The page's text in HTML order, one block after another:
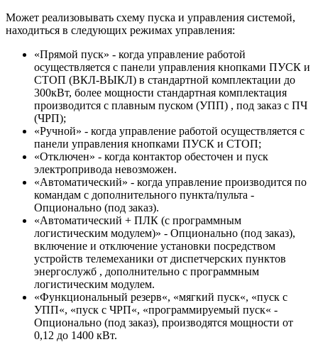
Может реализовывать схему пуска и управления системой,
находиться в следующих режимах управления:
«Прямой пуск» - когда управление работой
осуществляется с панели управления кнопками ПУСК и
СТОП (ВКЛ-ВЫКЛ) в стандартной комплектации до
300кВт, более мощности стандартная комплектация
производится с плавным пуском (УПП) , под заказ с ПЧ
(ЧРП);
«Ручной» - когда управление работой осуществляется с
панели управления кнопками ПУСК и СТОП;
«Отключен» - когда контактор обесточен и пуск
электропривода невозможен.
«Автоматический» - когда управление производится по
командам с дополнительного пункта/пульта -
Опционально (под заказ).
«Автоматический + ПЛК (с программным
логистическим модулем)» - Опционально (под заказ),
включение и отключение установки посредством
устройств телемеханики от диспетчерских пунктов
энергослужб , дополнительно с программным
логистическим модулем.
«Функциональный резерв«, «мягкий пуск«, «пуск с
УПП«, «пуск с ЧРП«, «программируемый пуск« -
Опционально (под заказ), производятся мощности от
0,12 до 1400 кВт.